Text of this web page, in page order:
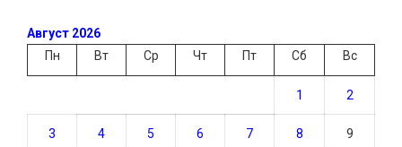
Август 2026
Пн
Вт Ср Чт Пт Сб Вс
1 2
3 4 5 6 7 8 9